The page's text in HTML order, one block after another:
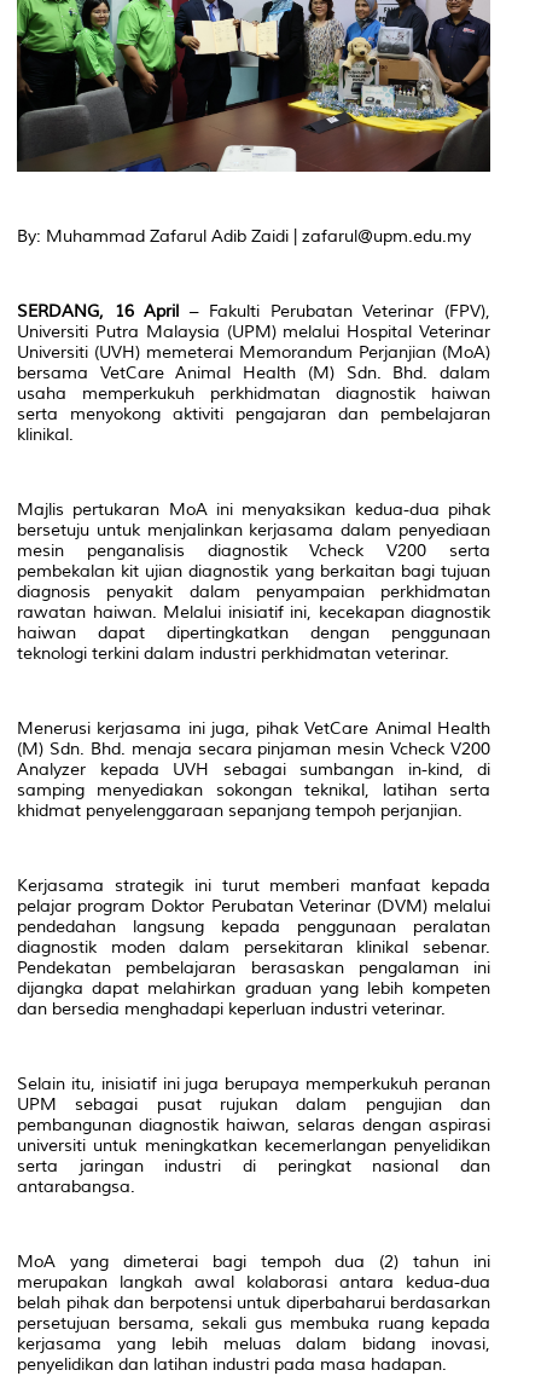
By: Muhammad Zafarul Adib Zaidi | zafarul@upm.edu.my
SERDANG, 16 April – Fakulti Perubatan Veterinar (FPV),
Universiti Putra Malaysia (UPM) melalui Hospital Veterinar
Universiti (UVH) memeterai Memorandum Perjanjian (MoA)
bersama VetCare Animal Health (M) Sdn. Bhd. dalam
usaha memperkukuh perkhidmatan diagnostik haiwan
serta menyokong aktiviti pengajaran dan pembelajaran
klinikal.
Majlis pertukaran MoA ini menyaksikan kedua-dua pihak
bersetuju untuk menjalinkan kerjasama dalam penyediaan
mesin penganalisis diagnostik Vcheck V200 serta
pembekalan kit ujian diagnostik yang berkaitan bagi tujuan
diagnosis penyakit dalam penyampaian perkhidmatan
rawatan haiwan. Melalui inisiatif ini, kecekapan diagnostik
haiwan dapat dipertingkatkan dengan penggunaan
teknologi terkini dalam industri perkhidmatan veterinar.
Menerusi kerjasama ini juga, pihak VetCare Animal Health
(M) Sdn. Bhd. menaja secara pinjaman mesin Vcheck V200
Analyzer kepada UVH sebagai sumbangan in-kind, di
samping menyediakan sokongan teknikal, latihan serta
khidmat penyelenggaraan sepanjang tempoh perjanjian.
Kerjasama strategik ini turut memberi manfaat kepada
pelajar program Doktor Perubatan Veterinar (DVM) melalui
pendedahan langsung kepada penggunaan peralatan
diagnostik moden dalam persekitaran klinikal sebenar.
Pendekatan pembelajaran berasaskan pengalaman ini
dijangka dapat melahirkan graduan yang lebih kompeten
dan bersedia menghadapi keperluan industri veterinar.
Selain itu, inisiatif ini juga berupaya memperkukuh peranan
UPM sebagai pusat rujukan dalam pengujian dan
pembangunan diagnostik haiwan, selaras dengan aspirasi
universiti untuk meningkatkan kecemerlangan penyelidikan
serta jaringan industri di peringkat nasional dan
antarabangsa.
MoA yang dimeterai bagi tempoh dua (2) tahun ini
merupakan langkah awal kolaborasi antara kedua-dua
belah pihak dan berpotensi untuk diperbaharui berdasarkan
persetujuan bersama, sekali gus membuka ruang kepada
kerjasama yang lebih meluas dalam bidang inovasi,
penyelidikan dan latihan industri pada masa hadapan.